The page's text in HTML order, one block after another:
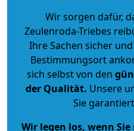
Wir sorgen dafür,
Zeulenroda-Triebes
Ihre Sachen sicher
Bestimmungsort
sich selbst von den
der Qualität. Unsere
Sie
Wir legen los, wenn